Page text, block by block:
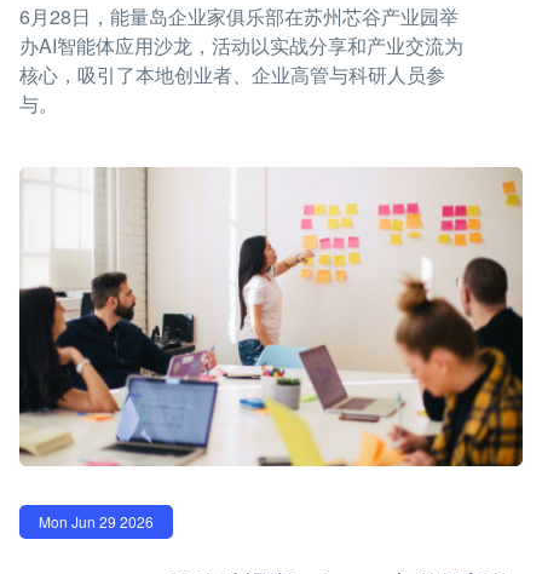
6月28日，能量岛企业家俱乐部在苏州芯谷产业园举
办AI智能体应用沙龙，活动以实战分享和产业交流为
核心，吸引了本地创业者、企业高管与科研人员参
与。
Mon Jun 29 2026